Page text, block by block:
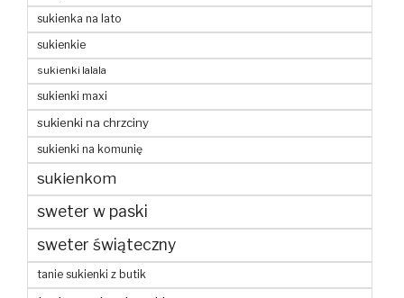
sukienka na lato
sukienkie
sukienki lalala
sukienki maxi
sukienki na chrzciny
sukienki na komunię
sukienkom
sweter w paski
sweter świąteczny
tanie sukienki z butik